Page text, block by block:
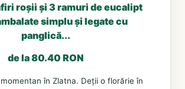
roșii și 3 ramuri de eucalipt
simplu și legate cu
panglică...
de la 80.40 RON
în Zlatna. Deții o florărie în